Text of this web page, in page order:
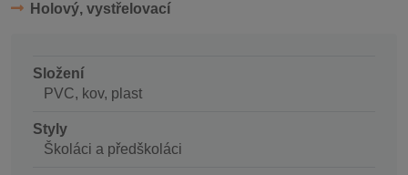
Holový, vystřelovací
Složení
PVC, kov, plast
Styly
Školáci a předškoláci